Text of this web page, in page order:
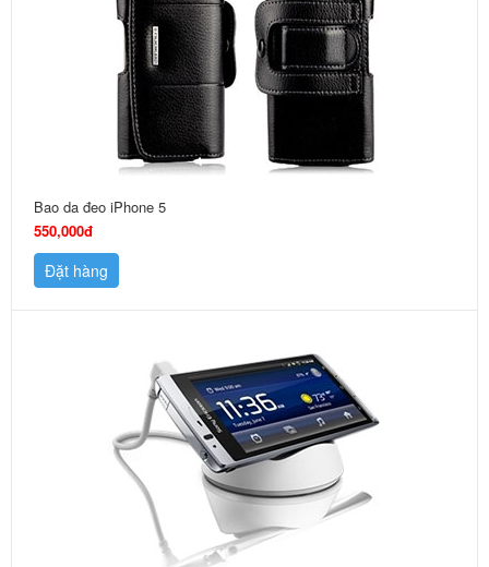
Bao da đeo iPhone 5
550,000đ
Đặt hàng